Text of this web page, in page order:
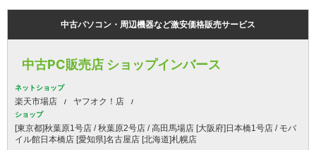
中古パソコン・周辺機器など激安価格販売サービス
中古PC販売店 ショップインバース
ネットショップ
楽天市場店 ヤフオク！店
ショップ
[東京都]秋葉原1号店 / 秋葉原2号店 / 高田馬場店 [大阪府]日本橋1号店 / モバ
イル館日本橋店 [愛知県]名古屋店 [北海道]札幌店